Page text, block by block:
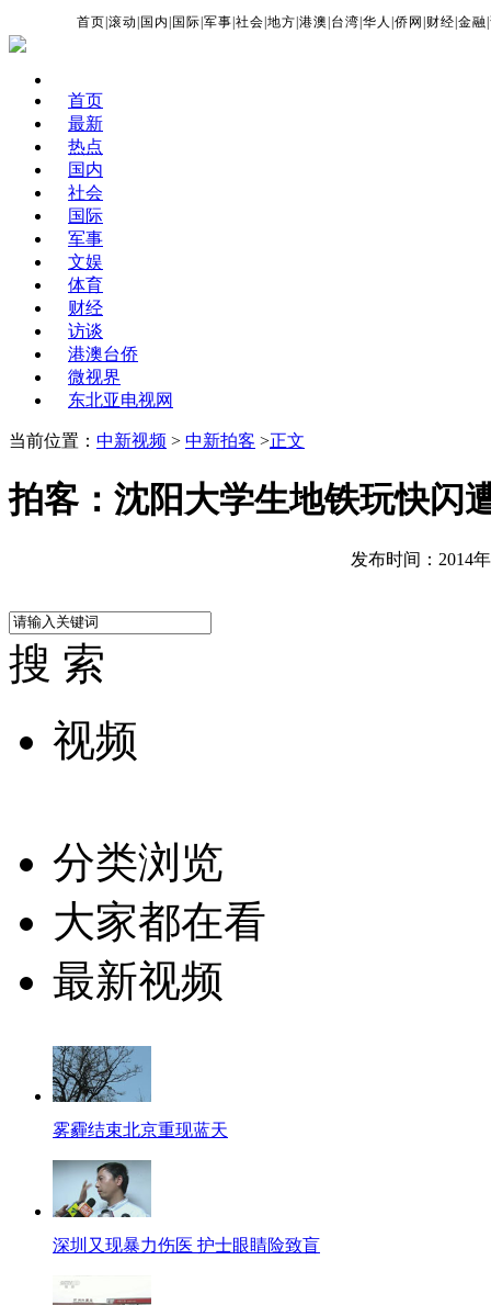
首页 |滚动 国内 国际 |军事 |社会 |地方 |港澳 台湾 |华人 |侨网 财经 |金融 |
首页
最新
热点
国内
社会
国际
军事
文娱
体育
财经
访谈
港澳台侨
微视界
东北亚电视网
当前位置： 中新视频 > 中新拍客 >正文
拍客：沈阳大学生地铁玩快闪
发布时间：2014
搜 索
视频
分类浏览
大家都在看
最新视频
雾霾结束北京重现蓝天
深圳又现暴力伤医 护士眼睛险致盲